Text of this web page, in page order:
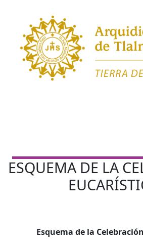
ESQUEMA DE LA
Esquema de la